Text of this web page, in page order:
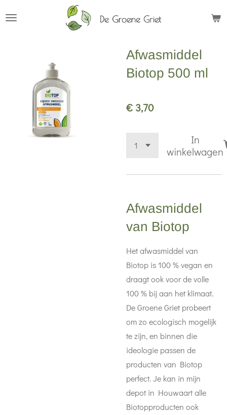
hoofdinhoud
Afwasmiddel
Biotop 500 ml
€ 3,70
In
winkelwagen
Afwasmiddel
van Biotop
Het afwasmiddel van
Biotop is 100 % vegan en
draagt ook voor de volle
100 % bij aan het klimaat.
De Groene Griet probeert
om zo ecologisch mogelijk
te zijn, en binnen die
ideologie passen de
producten van Biotop
perfect. Je kan in mijn
depot in Houwaart alle
Biotopproducten ook